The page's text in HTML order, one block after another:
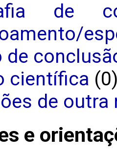
de
de
científica
de outra
e